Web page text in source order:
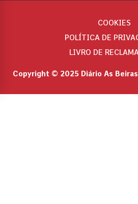
Copyright © 2025 Diário As
COOKIES
POLÍTICA DE
LIVRO DE